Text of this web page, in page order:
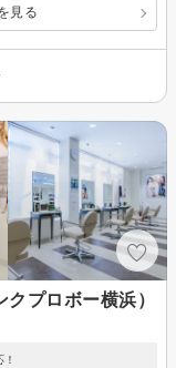
見る
プロボー横浜）